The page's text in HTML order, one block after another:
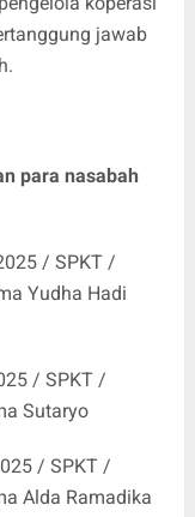
jawab
para nasabah
/ SPKT /
Yudha Hadi
/ SPKT /
Sutaryo
/ SPKT /
Alda Ramadika